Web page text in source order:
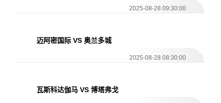
2025-08-28 09:30:00
迈阿密国际 VS 奥兰多城
2025-08-28 08:30:00
瓦斯科达伽马 VS 博塔弗戈